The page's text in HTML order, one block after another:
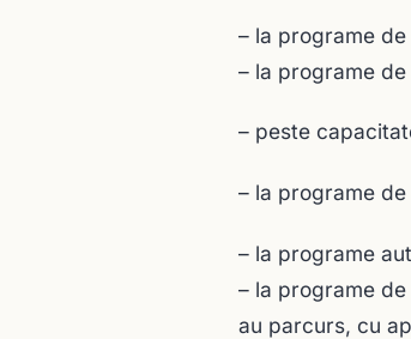
– la programe
– la programe
– peste
– la programe
– la programe
– la programe
au parcurs, cu